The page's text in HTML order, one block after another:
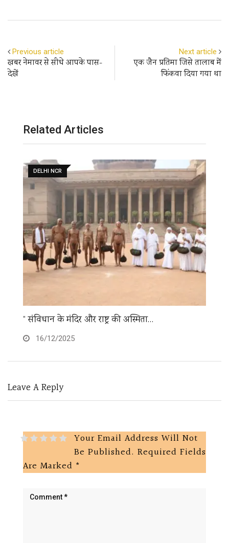
Previous article
खबर नेमावर से सीधे आपके पास-
देखें
Next article
एक जैन प्रतिमा जिसे तालाब में
फिंकवा दिया गया था
Related Articles
DELHI NCR
“ संविधान के मंदिर और राष्ट्र की अस्मिता…
16/12/2025
Leave A Reply
Your Email Address Will Not
Be Published. Required Fields
Are Marked *